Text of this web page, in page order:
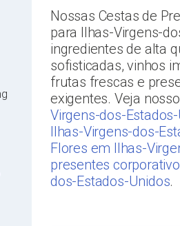
Nossas Cestas de
para Ilhas-Virgens-
ingredientes de alta
sofisticadas, vinhos
frutas frescas e
exigentes. Veja
Virgens-dos-
Ilhas-Virgens-dos-
Flores em Ilhas-
presentes
dos-Estados-Unidos.